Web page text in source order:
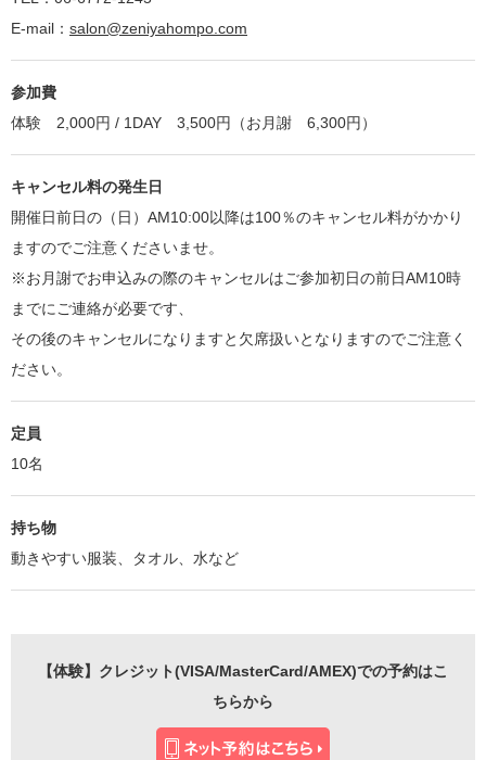
E-mail： salon@zeniyahompo.com
参加費
体験 2,000円 / 1DAY 3,500円（お月謝 6,300円）
キャンセル料の発生日
開催日前日の（日）AM10:00以降は100％のキャンセル料がかかり
ますのでご注意くださいませ。
※お月謝でお申込みの際のキャンセルはご参加初日の前日AM10時
までにご連絡が必要です、
その後のキャンセルになりますと欠席扱いとなりますのでご注意く
ださい。
定員
10名
持ち物
動きやすい服装、タオル、水など
【体験】クレジット(VISA/MasterCard/AMEX)での予約はこ
ちらから